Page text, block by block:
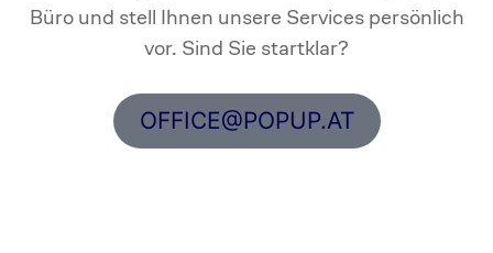
Büro und stell Ihnen unsere Services persönlich
vor. Sind Sie startklar?
OFFICE@POPUP.AT